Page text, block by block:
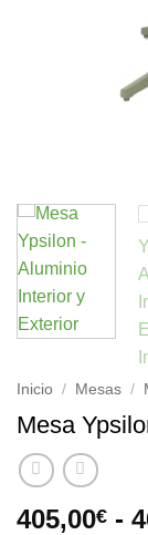
Inicio / Mesas /
Mesa
405,00€ -